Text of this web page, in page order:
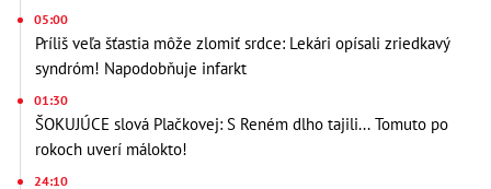
05:00
Príliš veľa šťastia môže zlomiť srdce: Lekári opísali zriedkavý
syndróm! Napodobňuje infarkt
01:30
ŠOKUJÚCE slová Plačkovej: S Reném dlho tajili... Tomuto po
rokoch uverí málokto!
24:10